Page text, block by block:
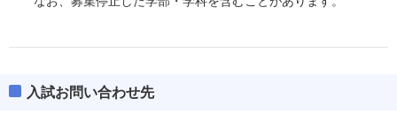
入試お問い合わせ先